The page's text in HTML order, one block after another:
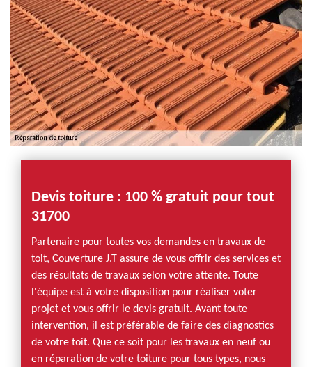
Devis toiture : 100 % gratuit pour tout
31700
Partenaire pour toutes vos demandes en travaux de
toit, Couverture J.T assure de vous offrir des services et
des résultats de travaux selon votre attente. Toute
l'équipe est à votre disposition pour réaliser voter
projet et vous offrir le devis gratuit. Avant toute
intervention, il est préférable de faire des diagnostics
de votre toit. Que ce soit pour les travaux en neuf ou
en réparation de votre toiture pour tous types, nous